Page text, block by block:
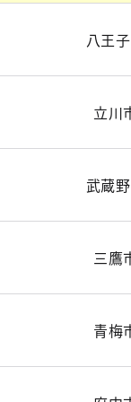
八王
立川
武蔵
三鷹
青梅